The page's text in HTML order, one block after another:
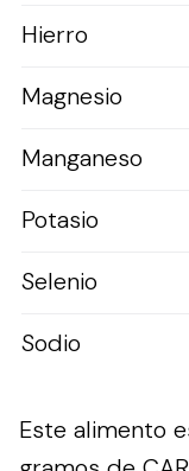
Hierro
Magnesio
Manganeso
Potasio
Selenio
Sodio
Este alimento